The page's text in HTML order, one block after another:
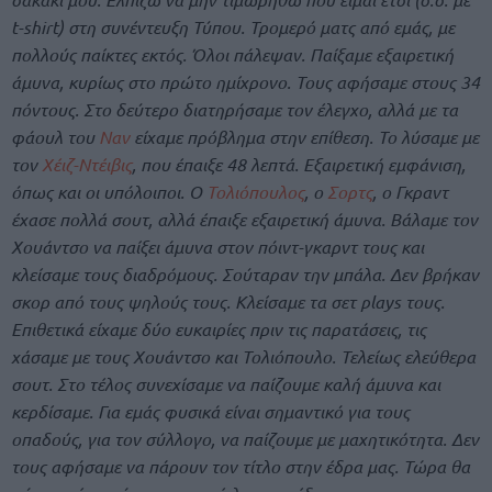
t-shirt) στη συνέντευξη Τύπου. Τρομερό ματς από εμάς, με
πολλούς παίκτες εκτός. Όλοι πάλεψαν. Παίξαμε εξαιρετική
άμυνα, κυρίως στο πρώτο ημίχρονο. Τους αφήσαμε στους 34
πόντους. Στο δεύτερο διατηρήσαμε τον έλεγχο, αλλά με τα
φάουλ του Νανείχαμε πρόβλημα στην επίθεση. Το λύσαμε με
τονΧέιζ-Ντέιβις, που έπαιξε 48 λεπτά. Εξαιρετική εμφάνιση,
όπως και οι υπόλοιποι. Ο Τολιόπουλος, ο Σορτς, ο Γκραντ
έχασε πολλά σουτ, αλλά έπαιξε εξαιρετική άμυνα. Βάλαμε τον
Χουάντσο να παίξει άμυνα στον πόιντ-γκαρντ τους και
κλείσαμε τους διαδρόμους. Σούταραν την μπάλα. Δεν βρήκαν
σκορ από τους ψηλούς τους. Κλείσαμε τα σετ plays τους.
Επιθετικά είχαμε δύο ευκαιρίες πριν τις παρατάσεις, τις
χάσαμε με τους Χουάντσο και Τολιόπουλο. Τελείως ελεύθερα
σουτ. Στο τέλος συνεχίσαμε να παίζουμε καλή άμυνα και
κερδίσαμε. Για εμάς φυσικά είναι σημαντικό για τους
οπαδούς, για τον σύλλογο, να παίζουμε με μαχητικότητα. Δεν
τους αφήσαμε να πάρουν τον τίτλο στην έδρα μας. Τώρα θα